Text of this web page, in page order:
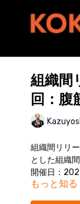
組織間
回：腹
組織間リリ
とした組織
開催日：
※受講者様の
もっと知る